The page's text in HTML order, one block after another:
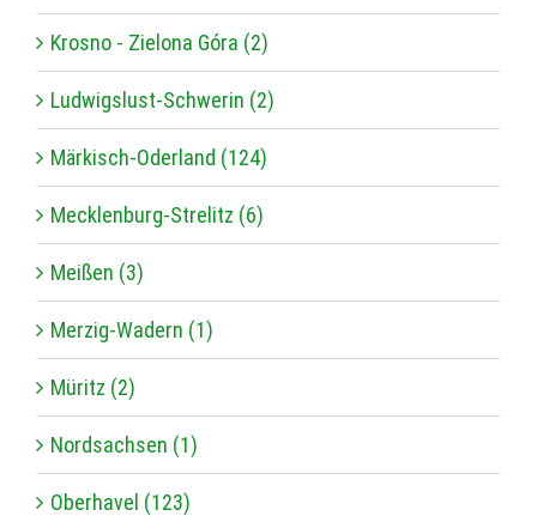
Krosno - Zielona Góra (2)
Ludwigslust-Schwerin (2)
Märkisch-Oderland (124)
Mecklenburg-Strelitz (6)
Meißen (3)
Merzig-Wadern (1)
Müritz (2)
Nordsachsen (1)
Oberhavel (123)